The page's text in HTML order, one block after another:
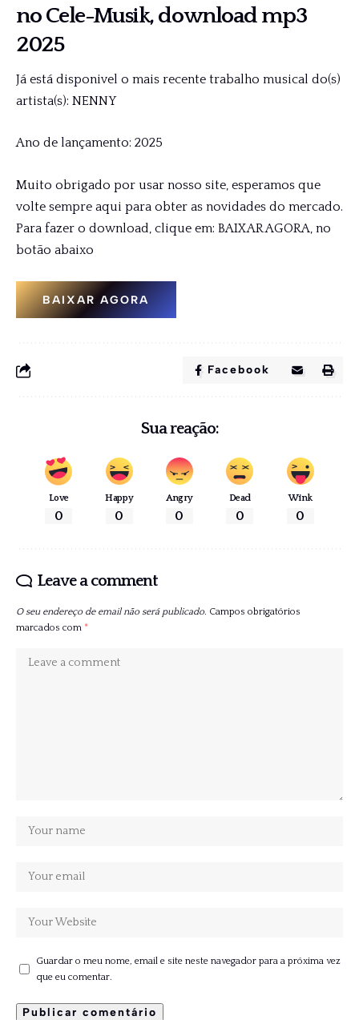
noCele-Musik, download mp3
2025
Já está disponivel o mais recente trabalho musical do(s)
artista(s): NENNY
Ano de lançamento: 2025
Muito obrigado por usar nosso site, esperamos que
volte sempre aqui para obter as novidades do mercado.
Para fazer o download, clique em: BAIXAR AGORA, no
botão abaixo
BAIXAR AGORA
Facebook
Sua reação:
Love
0
Happy
0
Angry
0
Dead
0
Wink
0
Leave a comment
O seu endereço de email não será publicado. Campos obrigatórios
marcados com *
Guardar o meu nome, email e site neste navegador para a próxima vez
que eu comentar.